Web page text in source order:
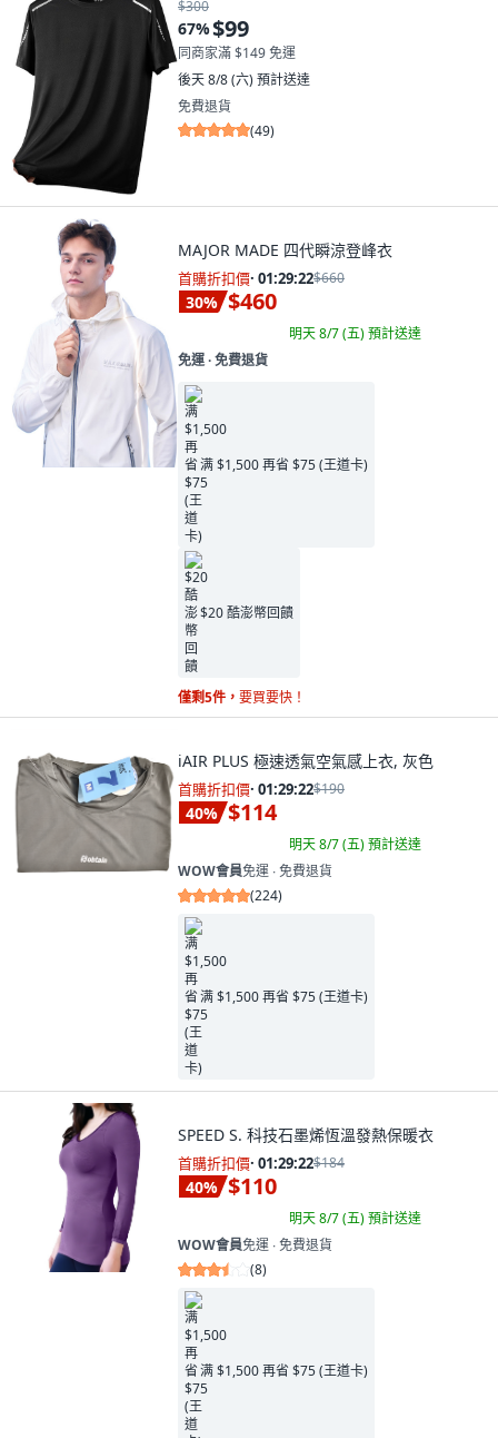
$300
67%$99
同商家滿 $149 免運
後天 8/8 (六) 預計送達
免費退貨
(49)
MAJOR MADE 四代瞬涼登峰衣
首購折扣價· 01:29:21$660
30% $460
明天 8/7 (五)預計送達
免運 ∙ 免費退貨
满 $1,500 再省 $75 (王道卡)
$20 酷澎幣回饋
僅剩5件， 要買要快！
iAIR PLUS 極速透氣空氣感上衣, 灰色
首購折扣價· 01:29:21$190
40% $114
明天 8/7 (五)預計送達
WOW會員免運 ∙ 免費退貨
(224)
满 $1,500 再省 $75 (王道卡)
SPEED S. 科技石墨烯恆溫發熱保暖衣
首購折扣價· 01:29:21$184
40% $110
明天 8/7 (五)預計送達
WOW會員免運 ∙ 免費退貨
(8)
满 $1,500 再省 $75 (王道卡)